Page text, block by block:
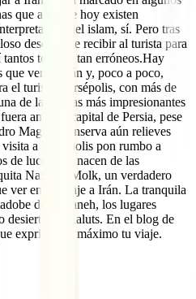
que a día de hoy existen
del islam, sí. Pero tras
deseoso de recibir al turista para
tópicos tan erróneos.Hay
que ver en Irán y, poco a poco,
el turista. Persépolis, con más de
de las ruinas más impresionantes
antigua capital de Persia, pese
Magno, conserva aún relieves
a Persépolis pon rumbo a
de luces que nacen de las
Nasir-ol-Molk, un verdadero
ver en un viaje a Irán. La tranquila
de Abyaneh, los lugares
desierto de Kaluts. En el blog de
exprimas al máximo tu viaje.